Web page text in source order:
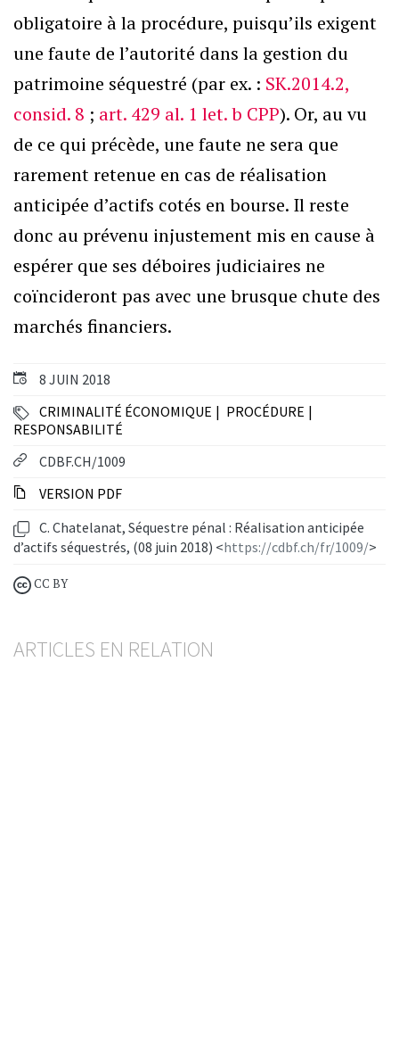
8 JUIN 2018
CRIMINALITÉ ÉCONOMIQUE
PROCÉDURE
RESPONSABILITÉ
CDBF.CH/1009
VERSION PDF
C. Chatelanat, Séquestre pénal : Réalisation anticipée
d’actifs séquestrés, (08 juin 2018) <https://cdbf.ch/fr/1009/>
CC BY
ARTICLES EN RELATION
obligatoire à la procédure, puisqu’ils exigent
une faute de l’autorité dans la gestion du
patrimoine séquestré (par ex. : SK.2014.2,
consid. 8 ; art. 429 al. 1 let. b CPP). Or, au vu
de ce qui précède, une faute ne sera que
rarement retenue en cas de réalisation
anticipée d’actifs cotés en bourse. Il reste
donc au prévenu injustement mis en cause à
espérer que ses déboires judiciaires ne
coïncideront pas avec une brusque chute des
marchés financiers.